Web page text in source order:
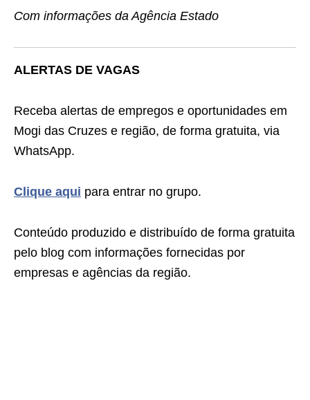
Com informações da Agência Estado
ALERTAS DE VAGAS
Receba alertas de empregos e oportunidades em
Mogi das Cruzes e região, de forma gratuita, via
WhatsApp.
Clique aqui para entrar no grupo.
Conteúdo produzido e distribuído de forma gratuita
pelo blog com informações fornecidas por
empresas e agências da região.